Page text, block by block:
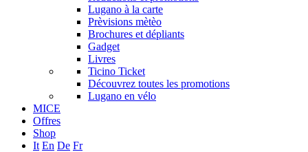
Lugano à la carte
Prèvisions mètèo
Brochures et dépliants
Gadget
Livres
Ticino Ticket
Découvrez toutes les promotions
Lugano en vélo
MICE
Offres
Shop
It En De Fr